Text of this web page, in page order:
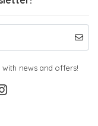
news and offers!